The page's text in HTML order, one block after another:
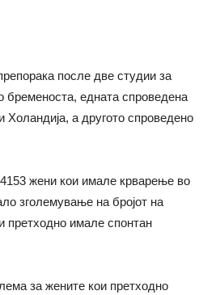
после две студии за
бременоста, едната спроведена
а другото спроведено
жени кои имале крварење во
зголемување на бројот на
имале спонтан
за жените кои претходно